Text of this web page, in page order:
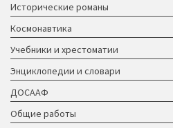
Исторические романы
Космонавтика
Учебники и хрестоматии
Энциклопедии и словари
ДОСААФ
Общие работы